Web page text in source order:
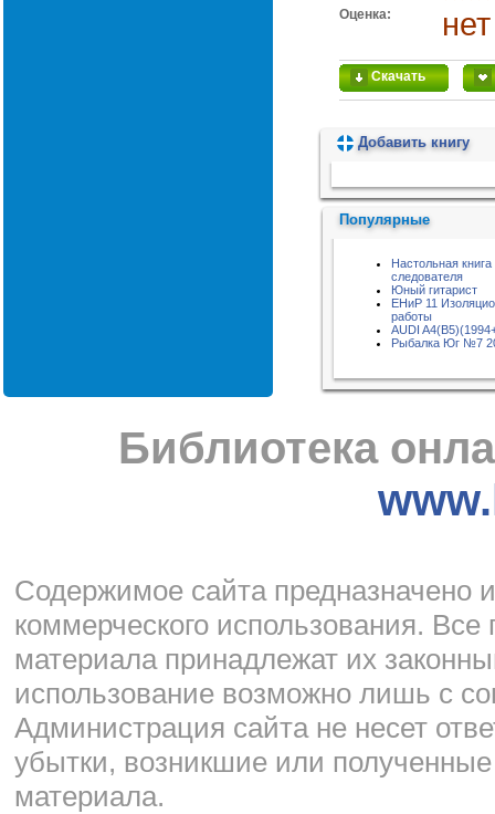
Оценка:
Скачать
Добавить книгу
Популярные
Настольная
следователя
Юный гитарист
ЕНиР 11
работы
AUDI
Рыбалка Юг №7
Библиотека
Cодержимое сайта предназначено
коммерческого использования.
материала принадлежат их
использование возможно лишь с
Администрация сайта не несет
убытки, возникшие или
материала.